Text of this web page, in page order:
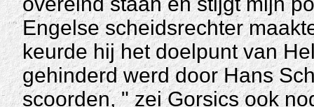
Engelse scheidsrechter
keurde hij het doelpunt van
gehinderd werd door Hans
scoorden, " zei Gorsics ook